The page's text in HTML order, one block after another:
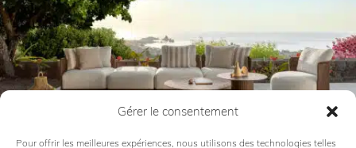
Gérer le consentement
Pour offrir les meilleures expériences, nous utilisons des technologies telles
Voir la collection